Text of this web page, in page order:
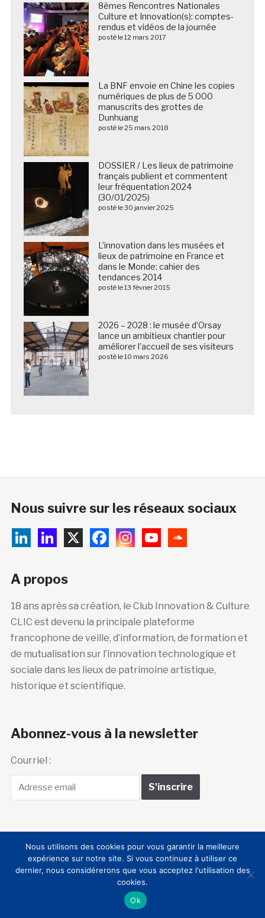
8èmes Rencontres Nationales
Culture et Innovation(s): comptes-
rendus et vidéos de la journée
posté le 12 mars 2017
La BNF envoie en Chine les copies
numériques de plus de 5 000
manuscrits des grottes de
Dunhuang
posté le 25 mars 2018
DOSSIER / Les lieux de patrimoine
français publient et commentent
leur fréquentation 2024
(30/01/2025)
posté le 30 janvier 2025
L’innovation dans les musées et
lieux de patrimoine en France et
dans le Monde: cahier des
tendances 2014
posté le 13 février 2015
2026 – 2028 : le musée d’Orsay
lance un ambitieux chantier pour
améliorer l’accueil de ses visiteurs
posté le 10 mars 2026
Nous suivre sur les réseaux sociaux
A propos
18 ans après sa création, le Club Innovation & Culture
CLIC est devenu la principale plateforme
francophone de veille, d’information, de formation et
de mutualisation sur l’innovation technologique et
sociale dans les lieux de patrimoine artistique,
historique et scientifique.
Abonnez-vous à la newsletter
Courriel :
Club Innovation &
Culture CLIC France
Nous utilisons des cookies pour vous garantir la meilleure
expérience sur notre site. Si vous continuez à utiliser ce
dernier, nous considérerons que vous acceptez l'utilisation des
cookies.
Ok